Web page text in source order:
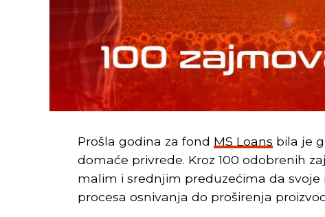
Prošla godina za fond MS Loans bila je
domaće privrede. Kroz 100 odobrenih
malim i srednjim preduzećima da
procesa osnivanja do proširenja